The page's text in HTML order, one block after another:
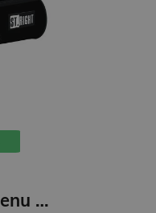
Penālis ar vienu nodalījumu, bez priekšmetiem,s BLACK CAT